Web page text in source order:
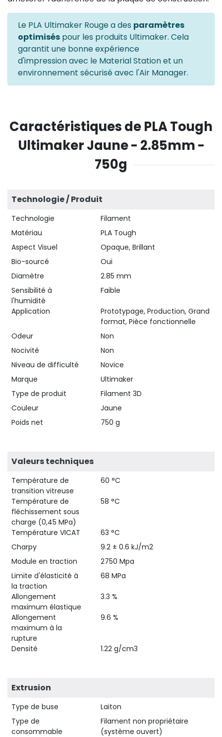
Le PLA Ultimaker Rouge a des paramètres
optimisés pour les produits Ultimaker. Cela
garantit une bonne expérience
d'impression avec le Material Station et un
environnement sécurisé avec l'Air Manager.
Caractéristiques de PLA Tough
Ultimaker Jaune - 2.85mm -
750g
Technologie / Produit
Technologie
Filament
Matériau
PLA Tough
Aspect Visuel
Opaque, Brillant
Bio-sourcé
Oui
Diamètre
2.85 mm
Sensibilité à
l'humidité
Faible
Application
Prototypage, Production, Grand
format, Pièce fonctionnelle
Odeur
Non
Nocivité
Non
Niveau de difficulté
Novice
Marque
Ultimaker
Type de produit
Filament 3D
Couleur
Jaune
Poids net
750 g
Valeurs techniques
Température de
transition vitreuse
60 °C
Température de
fléchissement sous
charge (0,45 MPa)
58 °C
Température VICAT
63 °C
Charpy
9.2 ± 0.6 kJ/m2
Module en traction
2750 Mpa
Limite d'élasticité à
la traction
68 MPa
Allongement
maximum élastique
3.3 %
Allongement
maximum à la
rupture
9.6 %
Densité 1.22 g/cm3
Extrusion
Type de buse
Laiton
Type de
consommable
Filament non propriétaire
(système ouvert)